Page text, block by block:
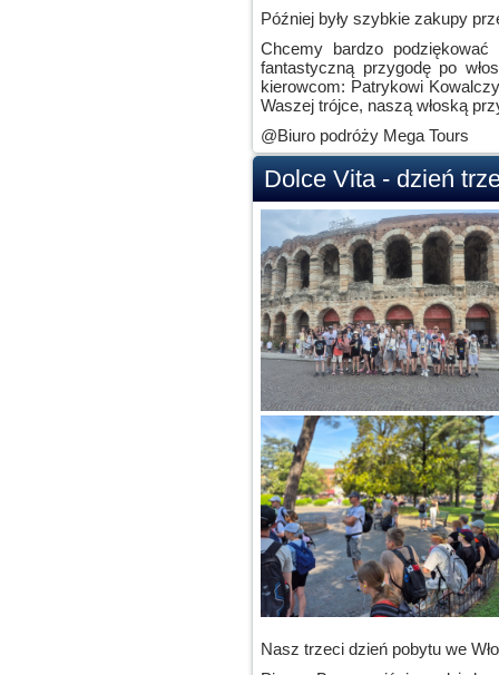
Później były szybkie zakupy
Chcemy bardzo
fantastyczną przygodę po
kierowcom: Patrykowi
Waszej trójce, naszą włoską
@Biuro podróży Mega Tours
Dolce Vita - dzień
Nasz trzeci dzień pobytu we